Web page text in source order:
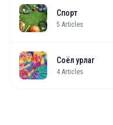
Спорт
5 Articles
Соёл урлаг
4 Articles